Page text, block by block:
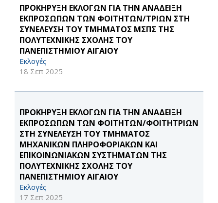
ΠΡΟΚΗΡΥΞΗ ΕΚΛΟΓΩΝ ΓΙΑ ΤΗΝ ΑΝΑΔΕΙΞΗ
ΕΚΠΡΟΣΩΠΩΝ ΤΩΝ ΦΟΙΤΗΤΩΝ/ΤΡΙΩΝ ΣΤΗ
ΣΥΝΕΛΕΥΣΗ ΤΟΥ ΤΜΗΜΑΤΟΣ ΜΣΠΣ ΤΗΣ
ΠΟΛΥΤΕΧΝΙΚΗΣ ΣΧΟΛΗΣ ΤΟΥ
ΠΑΝΕΠΙΣΤΗΜΙΟΥ ΑΙΓΑΙΟΥ
Εκλογές
18 Σεπ 2025
ΠΡΟΚΗΡΥΞΗ ΕΚΛΟΓΩΝ ΓΙΑ ΤΗΝ ΑΝΑΔΕΙΞΗ
ΕΚΠΡΟΣΩΠΩΝ ΤΩΝ ΦΟΙΤΗΤΩΝ/ΦΟΙΤΗΤΡΙΩΝ
ΣΤΗ ΣΥΝΕΛΕΥΣΗ ΤΟΥ ΤΜΗΜΑΤΟΣ
ΜΗΧΑΝΙΚΩΝ ΠΛΗΡΟΦΟΡΙΑΚΩΝ ΚΑΙ
ΕΠΙΚΟΙΝΩΝΙΑΚΩΝ ΣΥΣΤΗΜΑΤΩΝ ΤΗΣ
ΠΟΛΥΤΕΧΝΙΚΗΣ ΣΧΟΛΗΣ ΤΟΥ
ΠΑΝΕΠΙΣΤΗΜΙΟΥ ΑΙΓΑΙΟΥ
Εκλογές
17 Σεπ 2025